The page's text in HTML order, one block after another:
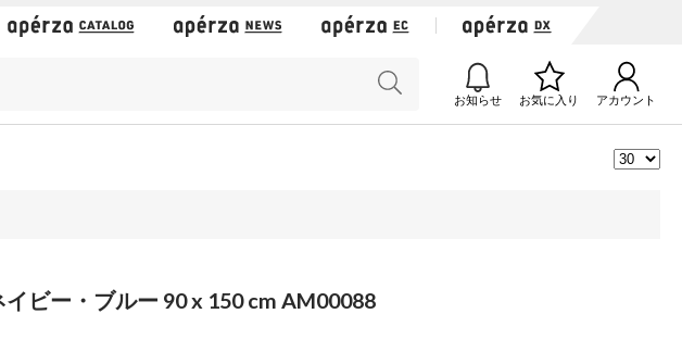
お知らせ お気に入り アカウント
ビー・ブルー 90 x 150 cm AM00088